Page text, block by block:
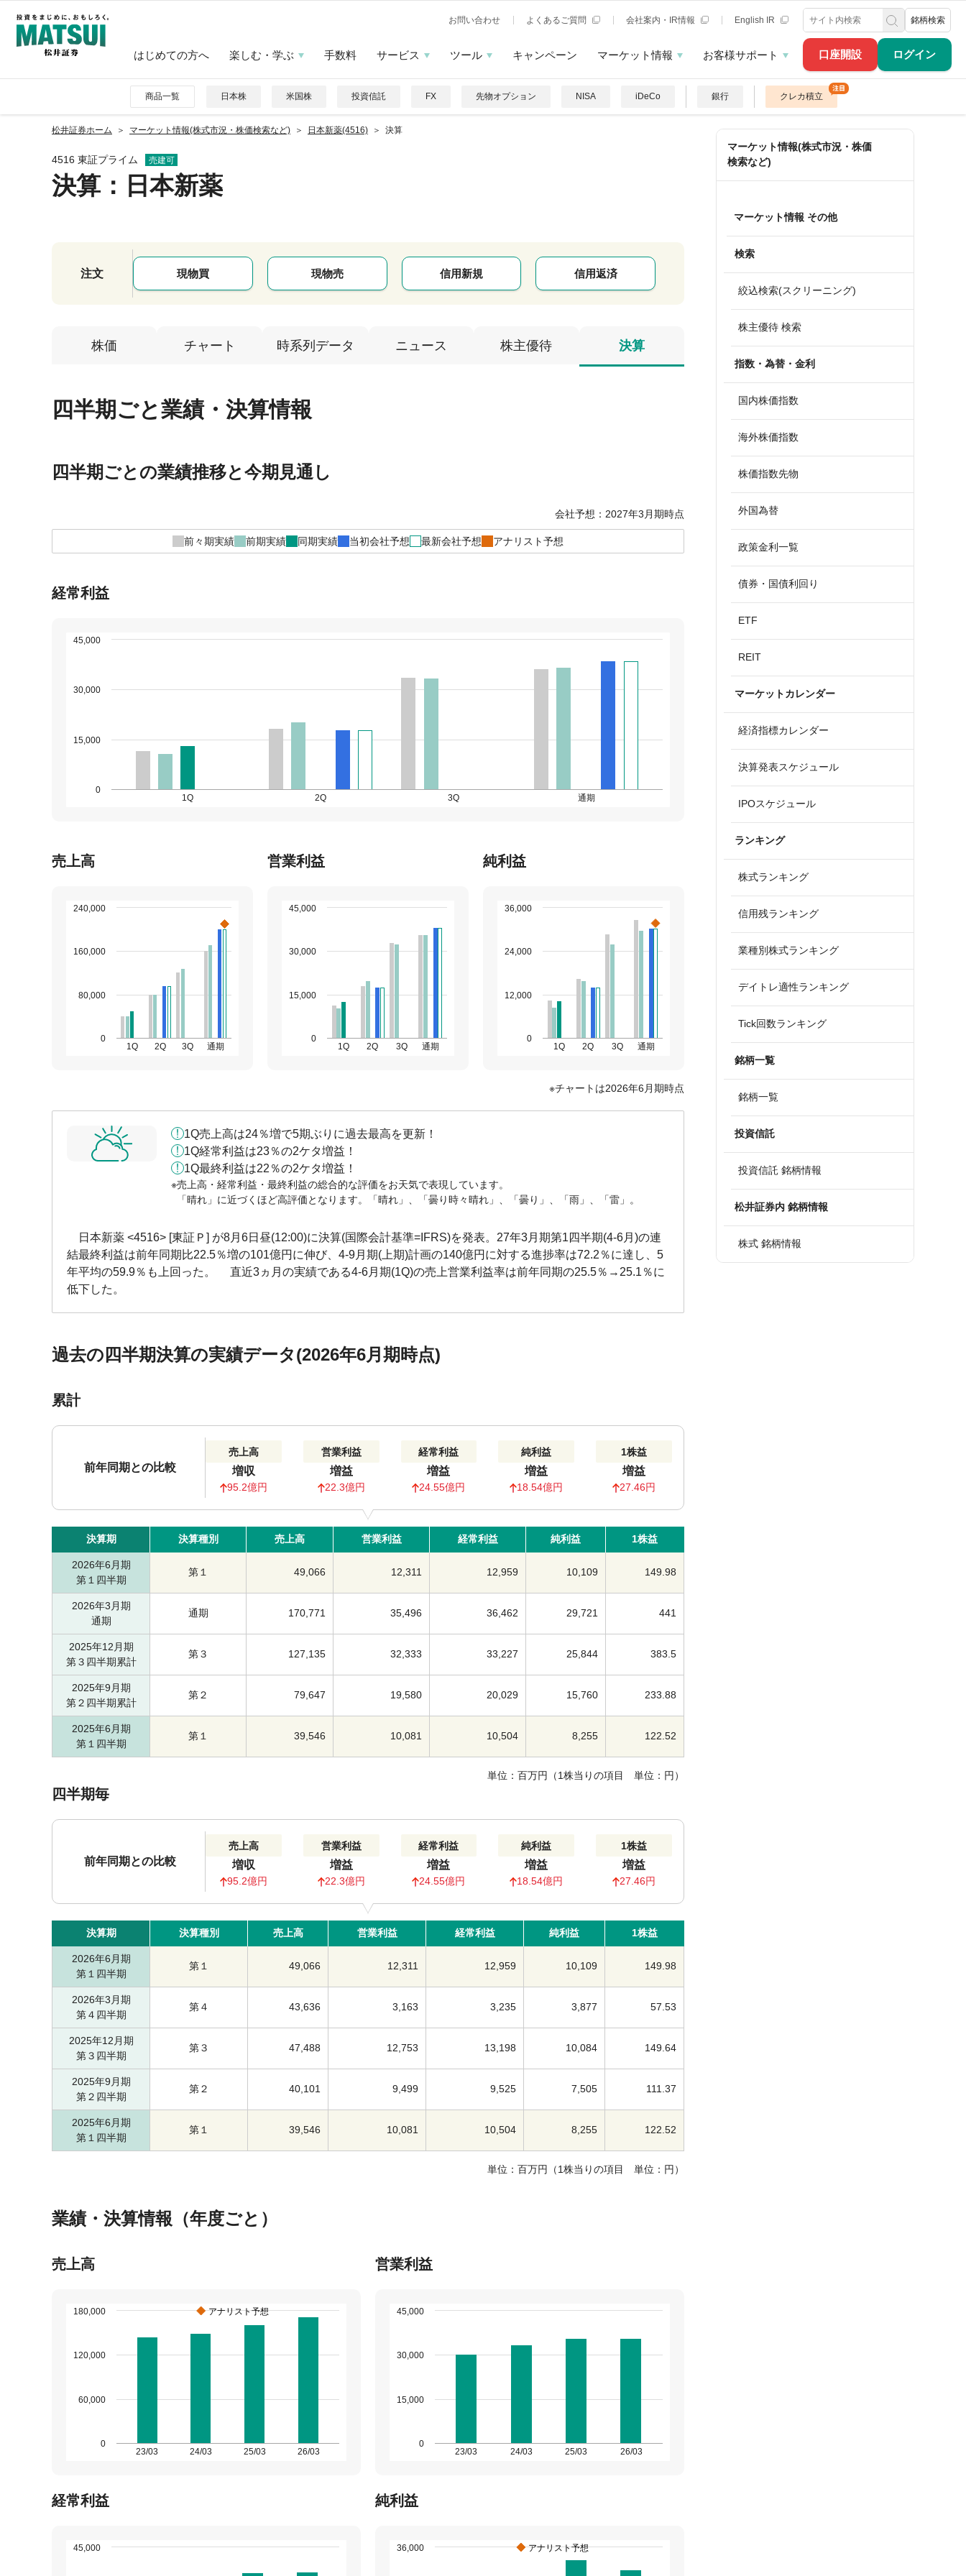
口座開設 ログイン
お問い合わせ よくあるご質問 会社案内・IR情報 English IR 銘柄検索
はじめての方へ 楽しむ・学ぶ 手数料 サービス ツール キャンペーン マーケット情報 お客様サポート
商品一覧 日本株 米国株 投資信託 FX 先物オプション NISA iDeCo 銀行 クレカ積立
松井証券ホーム マーケット情報(株式市況・株価検索など) 日本新薬(4516) 決算
4516 東証プライム 売建可
決算：日本新薬
注文 現物買 現物売 信用新規 信用返済
株価 チャート 時系列データ ニュース 株主優待 決算
四半期ごと業績・決算情報
四半期ごとの業績推移と今期見通し
会社予想：2027年3月期時点
前々期実績 前期実績 同期実績 当初会社予想 最新会社予想 アナリスト予想
経常利益
1Q 2Q 3Q 通期
0
15,000
30,000
45,000
売上高
1Q 2Q 3Q 通期
0
80,000
160,000
240,000
営業利益
1Q 2Q 3Q 通期
0
15,000
30,000
45,000
純利益
1Q 2Q 3Q 通期
0
12,000
24,000
36,000
チャートは2026年6月期時点
1Q売上高は24％増で5期ぶりに過去最高を更新！
1Q経常利益は23％の2ケタ増益！
1Q最終利益は22％の2ケタ増益！
売上高・経常利益・最終利益の総合的な評価をお天気で表現しています。
「晴れ」に近づくほど高評価となります。「晴れ」、「曇り時々晴れ」、「曇り」、「雨」、「雷」。
日本新薬 <4516> [東証Ｐ] が8月6日昼(12:00)に決算(国際会計基準=IFRS)を発表。27年3月期第1四半期(4-6月)の連
結最終利益は前年同期比22.5％増の101億円に伸び、4-9月期(上期)計画の140億円に対する進捗率は72.2％に達し、5
年平均の59.9％も上回った。 直近3ヵ月の実績である4-6月期(1Q)の売上営業利益率は前年同期の25.5％→25.1％に
低下した。
過去の四半期決算の実績データ(2026年6月期時点)
累計
前年同期との比較
売上高
増収
95.2億円
営業利益
増益
22.3億円
経常利益
増益
24.55億円
純利益
増益
18.54億円
1株益
増益
27.46円
決算期 決算種別 売上高 営業利益 経常利益 純利益 1株益
2026年6月期
第１四半期
第１ 49,066 12,311 12,959 10,109 149.98
2026年3月期
通期
通期 170,771 35,496 36,462 29,721 441
2025年12月期
第３四半期累計
第３ 127,135 32,333 33,227 25,844 383.5
2025年9月期
第２四半期累計
第２ 79,647 19,580 20,029 15,760 233.88
2025年6月期
第１四半期
第１ 39,546 10,081 10,504 8,255 122.52
単位：百万円（1株当りの項目 単位：円）
四半期毎
前年同期との比較
売上高
増収
95.2億円
営業利益
増益
22.3億円
経常利益
増益
24.55億円
純利益
増益
18.54億円
1株益
増益
27.46円
決算期 決算種別 売上高 営業利益 経常利益 純利益 1株益
2026年6月期
第１四半期
第１ 49,066 12,311 12,959 10,109 149.98
2026年3月期
第４四半期
第４ 43,636 3,163 3,235 3,877 57.53
2025年12月期
第３四半期
第３ 47,488 12,753 13,198 10,084 149.64
2025年9月期
第２四半期
第２ 40,101 9,499 9,525 7,505 111.37
2025年6月期
第１四半期
第１ 39,546 10,081 10,504 8,255 122.52
単位：百万円（1株当りの項目 単位：円）
業績・決算情報（年度ごと）
売上高
アナリスト予想
23/03 24/03 25/03 26/03
0
60,000
120,000
180,000
営業利益
23/03 24/03 25/03 26/03
0
15,000
30,000
45,000
経常利益
45,000
純利益
アナリスト予想
36,000
マーケット情報(株式市況・株価
検索など)
マーケット情報 その他
検索
絞込検索(スクリーニング)
株主優待 検索
指数・為替・金利
国内株価指数
海外株価指数
株価指数先物
外国為替
政策金利一覧
債券・国債利回り
ETF
REIT
マーケットカレンダー
経済指標カレンダー
決算発表スケジュール
IPOスケジュール
ランキング
株式ランキング
信用残ランキング
業種別株式ランキング
デイトレ適性ランキング
Tick回数ランキング
銘柄一覧
銘柄一覧
投資信託
投資信託 銘柄情報
松井証券内 銘柄情報
株式 銘柄情報